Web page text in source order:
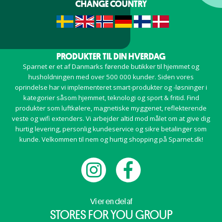
CHANGE COUNTRY
PRODUKTER TIL DIN HVERDAG
Sparnet er et af Danmarks førende butikker til hjemmet og
husholdningen med over 500 000 kunder. Siden vores
oprindelse har vi implementeret smart-produkter og -løsninger i
kategorier såsom hjemmet, teknologi og sport & fritid. Find
produkter som luftkølere, magnetiske myggenet, reflekterende
veste og wifi extenders. Vi arbejder altid mod målet om at give dig
hurtig levering, personlig kundeservice og sikre betalinger som
kunde. Velkommen til nem og hurtig shopping på Sparnet.dk!
Vi er en del af
STORES FOR YOU GROUP